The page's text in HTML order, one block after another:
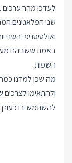
לעדכן מהר
שני הפלאגינים
ואולטיסניפ. השני
באמת ששניהם
השפות.
ולהתאימו
להשתמש בו